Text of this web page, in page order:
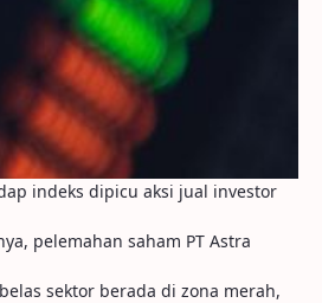
indeks dipicu aksi jual investor
pelemahan saham PT Astra
sektor berada di zona merah,